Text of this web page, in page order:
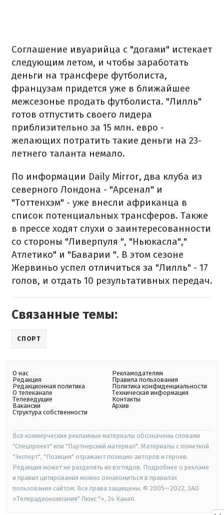
Соглашение ивуарийца с "догами" истекает
следующим летом, и чтобы заработать
деньги на трансфере футболиста,
французам придется уже в ближайшее
межсезонье продать футболиста. "Лилль"
готов отпустить своего лидера
приблизительно за 15 млн. евро -
желающих потратить такие деньги на 23-
летнего таланта немало.
По информации Daily Mirror, два клуба из
северного Лондона - "Арсенал" и
"Тоттенхэм" - уже внесли африканца в
список потенциальных трансферов. Также
в прессе ходят слухи о заинтересованности
со стороны "Ливерпуля ", "Ньюкасла","
Атлетико" и "Баварии ". В этом сезоне
Жервиньо успел отличиться за "Лилль" - 17
голов, и отдать 10 результативных передач.
Связанные темы:
СПОРТ
О нас
Редакция
Редакционная политика
О телеканале
Телеведущие
Вакансии
Структура собственности
Рекламодателям
Правила пользования
Политика конфиденциальности
Техническая информация
Контакты
Архив
Все коммерческие рекламные материалы обозначены словами
"Спецпроект" или "Партнерский материал". Материалы с пометкой
"Эксперт", "Позиция" отражают позицию авторов и героев.
Редакция может не разделять их взглядов. Подробнее о рекламе
и правил цитирования можно ознакомиться в правилах
пользования сайтом. Все права защищены. © 2005—2022, ЗАО
«Телерадиокомпания" Люкс "», 24 Канал.